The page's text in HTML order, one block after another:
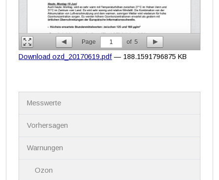
Page 1 of 5
Download ozd_20170619.pdf — 188.1591796875 KB
Messwerte
Vorhersagen
Warnungen
Ozon